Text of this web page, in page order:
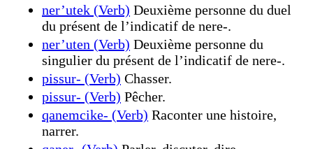
ner’utek (Verb) Deuxième personne du duel
du présent de l’indicatif de nere-.
ner’uten (Verb) Deuxième personne du
singulier du présent de l’indicatif de nere-.
pissur- (Verb) Chasser.
pissur- (Verb) Pêcher.
qanemcike- (Verb) Raconter une histoire,
narrer.